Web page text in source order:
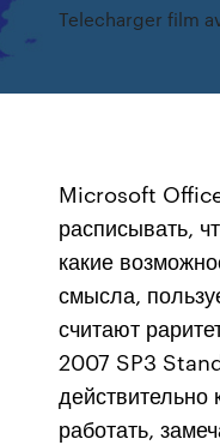
Telecharger film
Microsoft
расписывать,
какие
смысла,
считают
2007 SP3
работать,